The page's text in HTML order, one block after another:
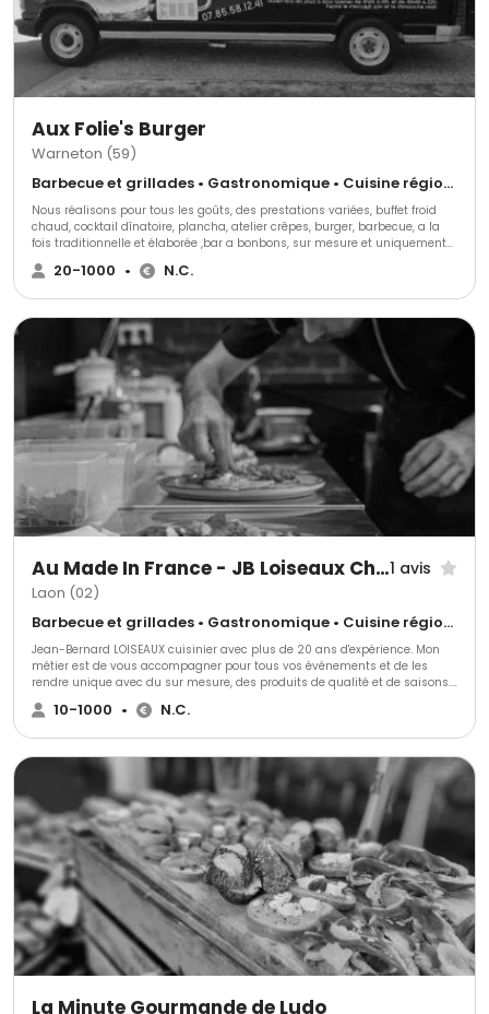
Aux Folie's Burger
Warneton (59)
Barbecue et grillades • Gastronomique • Cuisine régionale
Nous réalisons pour tous les goûts, des prestations variées, buffet froid
chaud, cocktail dînatoire, plancha, atelier crêpes, burger, barbecue, a la
fois traditionnelle et élaborée ,bar a bonbons, sur mesure et uniquement
des produits frais. Sans oublier notre fameux Food Truck de Burgers fait
maison qui se déplace chez vous ou sur votre lieu de travail pour votre
20-1000 • N.C.
Au Made In France - JB Loiseaux Chef Evénementiel1 avis
Laon (02)
Barbecue et grillades • Gastronomique • Cuisine régionale
Jean-Bernard LOISEAUX cuisinier avec plus de 20 ans d'expérience. Mon
métier est de vous accompagner pour tous vos événements et de les
rendre unique avec du sur mesure, des produits de qualité et de saisons.
N'hésitez pas a nous solliciter !
10-1000 • N.C.
La Minute Gourmande de Ludo